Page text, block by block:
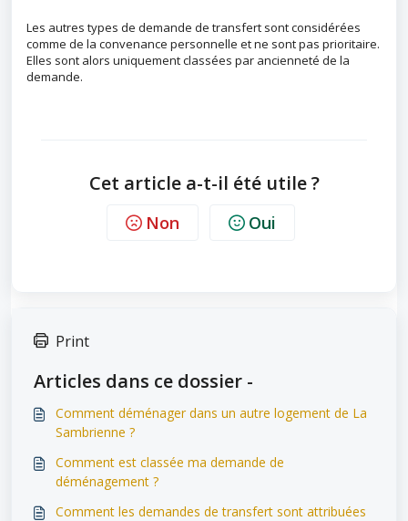
Les autres types de demande de transfert sont considérées
comme de la convenance personnelle et ne sont pas prioritaire.
Elles sont alors uniquement classées par ancienneté de la
demande.
Cet article a-t-il été utile ?
Non Oui
Print
Articles dans ce dossier -
Comment déménager dans un autre logement de La
Sambrienne ?
Comment est classée ma demande de
déménagement ?
Comment les demandes de transfert sont attribuées